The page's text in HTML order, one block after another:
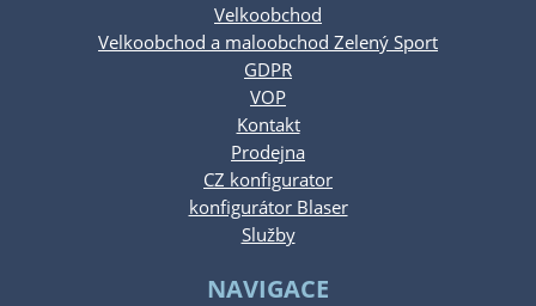
Velkoobchod
Velkoobchod a maloobchod Zelený Sport
GDPR
VOP
Kontakt
Prodejna
CZ konfigurator
konfigurátor Blaser
Služby
NAVIGACE